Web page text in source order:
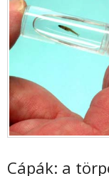
Cápák: a